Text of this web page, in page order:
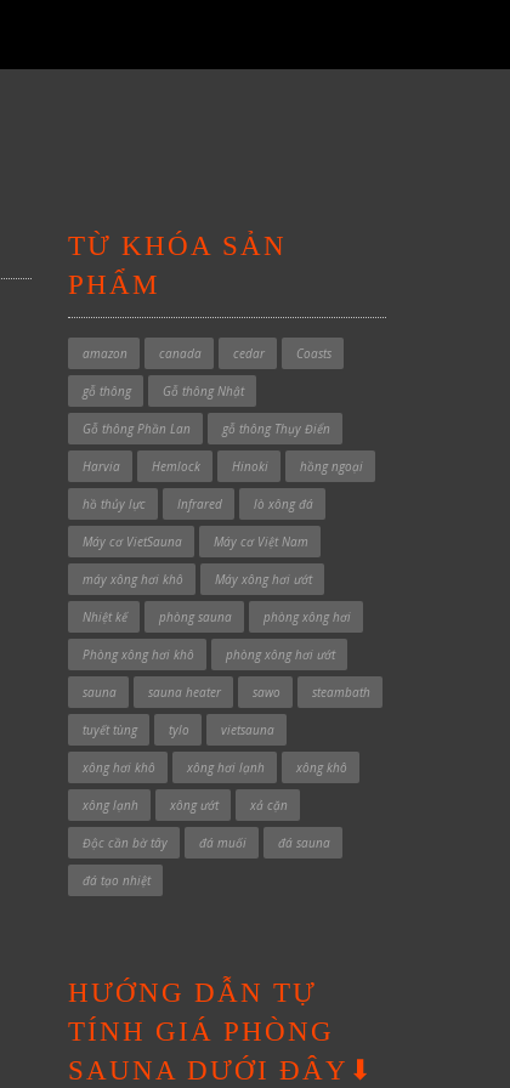
TỪ KHÓA SẢN
PHẨM
amazon canada cedar Coasts
gỗ thông Gỗ thông Nhật
Gỗ thông Phần Lan gỗ thông Thụy Điển
Harvia Hemlock Hinoki hồng ngoại
hồ thủy lực Infrared lò xông đá
Máy cơ VietSauna Máy cơ Việt Nam
máy xông hơi khô Máy xông hơi ướt
Nhiệt kế phòng sauna phòng xông hơi
Phòng xông hơi khô phòng xông hơi ướt
sauna sauna heater sawo steambath
tuyết tùng tylo vietsauna
xông hơi khô xông hơi lạnh xông khô
xông lạnh xông ướt xả cặn
Độc cần bờ tây đá muối đá sauna
đá tạo nhiệt
HƯỚNG DẪN TỰ
TÍNH GIÁ PHÒNG
SAUNA DƯỚI ĐÂY⬇